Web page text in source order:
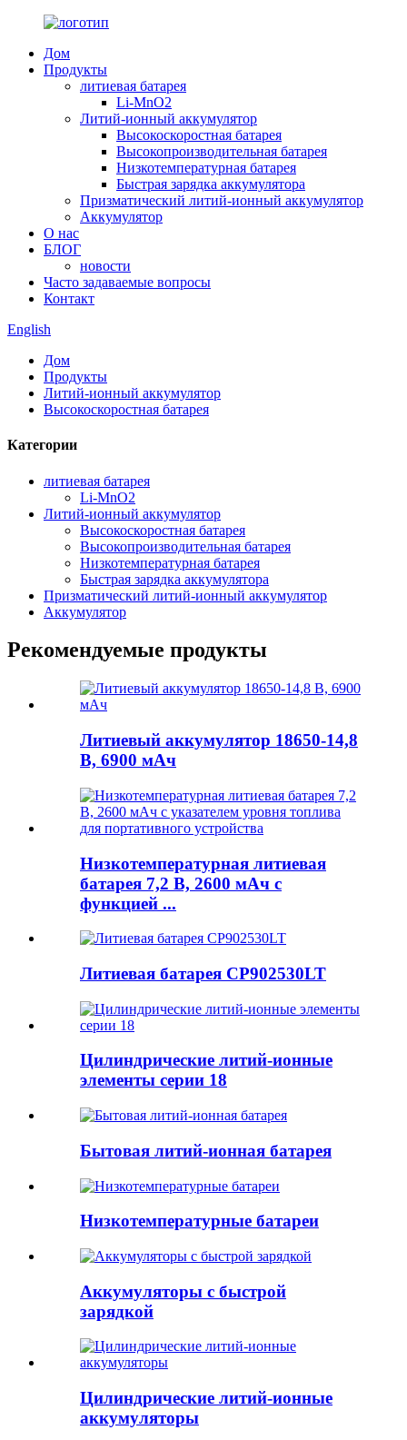
Дом
Продукты
литиевая батарея
Li-MnO2
Литий-ионный аккумулятор
Высокоскоростная батарея
Высокопроизводительная батарея
Низкотемпературная батарея
Быстрая зарядка аккумулятора
Призматический литий-ионный аккумулятор
Аккумулятор
О нас
БЛОГ
новости
Часто задаваемые вопросы
Контакт
English
Дом
Продукты
Литий-ионный аккумулятор
Высокоскоростная батарея
Категории
литиевая батарея
Li-MnO2
Литий-ионный аккумулятор
Высокоскоростная батарея
Высокопроизводительная батарея
Низкотемпературная батарея
Быстрая зарядка аккумулятора
Призматический литий-ионный аккумулятор
Аккумулятор
Рекомендуемые продукты
Литиевый аккумулятор 18650-14,8
В, 6900 мАч
Низкотемпературная литиевая
батарея 7,2 В, 2600 мАч с
функцией ...
Литиевая батарея CP902530LT
Цилиндрические литий-ионные
элементы серии 18
Бытовая литий-ионная батарея
Низкотемпературные батареи
Аккумуляторы с быстрой
зарядкой
Цилиндрические литий-ионные
аккумуляторы